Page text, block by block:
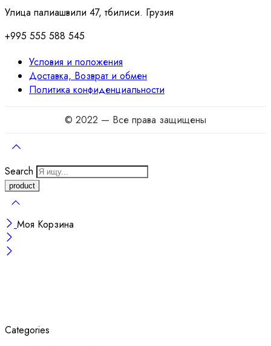
Улица палиашвили 47, тбилиси. Грузия
+995 555 588 545
Условия и положения
Доставка, Возврат и обмен
Политика конфиденциальности
© 2022 — Все права защищены
Search
Моя Корзина
Categories